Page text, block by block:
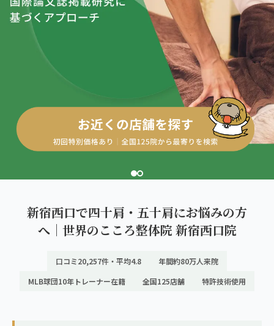
股関節の痛み
産後の不調・体型の崩れ
骨盤の傾き・歪み
ぎっくり腰
寝違え
姿勢矯正
疲労回復
ランナー膝
東北
仙台エリア（4院）
池袋エリア（3院）
新宿エリア（3院）
高田馬場エリア（2院）
立川エリア（2院）
広島エリア（4院）
初めての方へ
giversメソッドGIFT
研究・論文
メディア・実績
お知らせ
ご予約はこちら
とらわれないカラダを。
新宿西口で四十肩・五十肩にお悩みの方
へ｜世界のこころ整体院 新宿西口院
口コミ20,257件・平均4.8
年間約80万人来院
MLB球団10年トレーナー在籍
全国125店舗 特許技術使用